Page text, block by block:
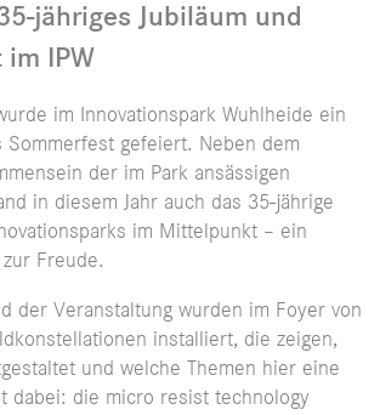
jähriges Jubiläum und
im IPW
im Innovationspark Wuhlheide ein
Sommerfest gefeiert. Neben dem
der im Park ansässigen
in diesem Jahr auch das 35-jährige
im Mittelpunkt – ein
Freude.
der Veranstaltung wurden im Foyer von
installiert, die zeigen,
und welche Themen hier eine
dabei: die micro resist technology